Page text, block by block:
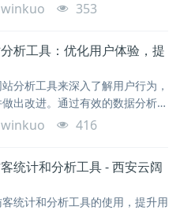
和性能，让用户更快速地访问和
winkuo 353
析工具：优化用户体验，提
分析工具来深入了解用户行为，
出改进。通过有效的数据分析，
站业绩。
winkuo 416
统计和分析工具 - 西安云阔
统计和分析工具的使用，提升用